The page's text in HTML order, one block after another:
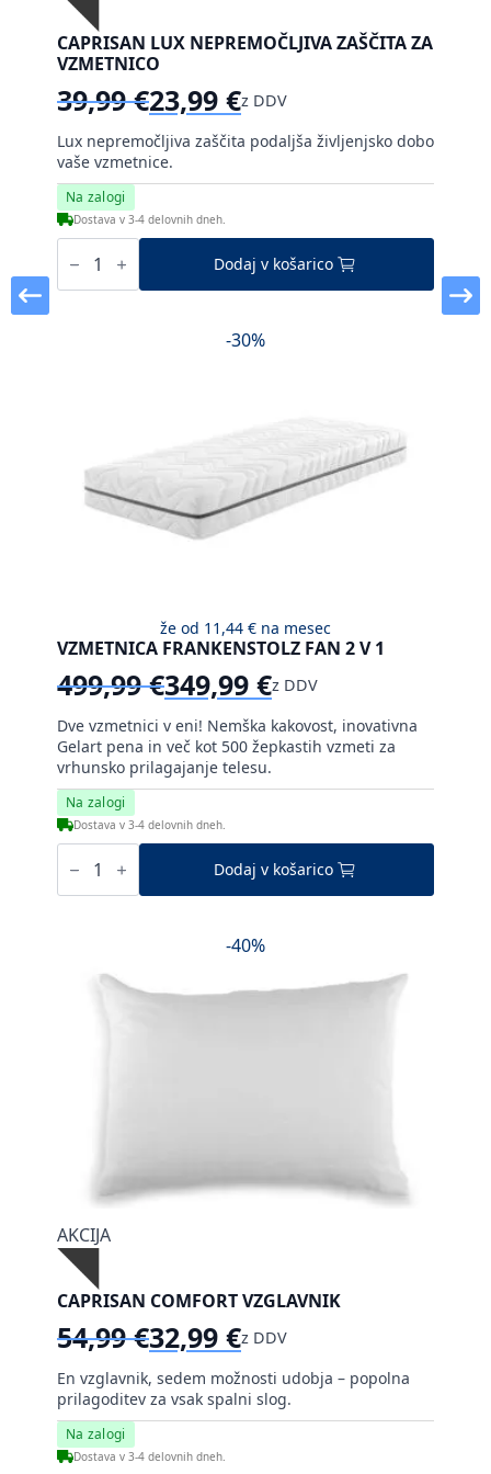
Na zalogi
Dostava v 3-4 delovnih dneh.
Lux nepremočljiva zaščita podaljša življenjsko dobo
vaše vzmetnice.
CAPRISAN LUX NEPREMOČLJIVA ZAŠČITA ZA
VZMETNICO
39,99€
Izvirna
cena
je
bila:
39,99 €.
23,99 €
Trenutna
cena
je:
23,99 €.
z DDV
Caprisan
Lux
zaščita
Dodaj v košarico
-30%
Na zalogi
Dostava v 3-4 delovnih dneh.
Dve vzmetnici v eni! Nemška kakovost, inovativna
Gelart pena in več kot 500 žepkastih vzmeti za
vrhunsko prilagajanje telesu.
VZMETNICA FRANKENSTOLZ FAN 2 V 1
499,99€
Izvirna
cena
je
bila:
499,99 €.
349,99 €
Trenutna
cena
je:
349,99 €.
z DDV
že od 11,44 € na mesec
Vzmetnica
Frankenstolz
2
Dodaj v košarico
-40%
Na zalogi
Dostava v 3-4 delovnih dneh.
En vzglavnik, sedem možnosti udobja – popolna
prilagoditev za vsak spalni slog.
AKCIJA
CAPRISAN COMFORT VZGLAVNIK
54,99€
Izvirna
cena
je
bila:
54,99 €.
32,99 €
Trenutna
cena
je:
32,99 €.
z DDV